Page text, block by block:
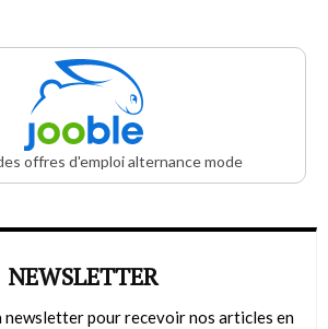
offres d'emploi alternance mode
NEWSLETTER
newsletter pour recevoir nos articles en